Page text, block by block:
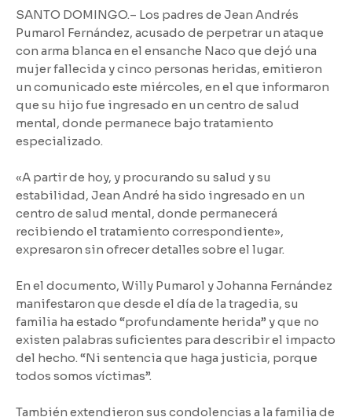
SANTO DOMINGO.– Los padres de Jean Andrés
Pumarol Fernández, acusado de perpetrar un ataque
con arma blanca en el ensanche Naco que dejó una
mujer fallecida y cinco personas heridas, emitieron
un comunicado este miércoles, en el que informaron
que su hijo fue ingresado en un centro de salud
mental, donde permanece bajo tratamiento
especializado.
«A partir de hoy, y procurando su salud y su
estabilidad, Jean André ha sido ingresado en un
centro de salud mental, donde permanecerá
recibiendo el tratamiento correspondiente»,
expresaron sin ofrecer detalles sobre el lugar.
En el documento, Willy Pumarol y Johanna Fernández
manifestaron que desde el día de la tragedia, su
familia ha estado “profundamente herida” y que no
existen palabras suficientes para describir el impacto
del hecho. “Ni sentencia que haga justicia, porque
todos somos víctimas”.
También extendieron sus condolencias a la familia de